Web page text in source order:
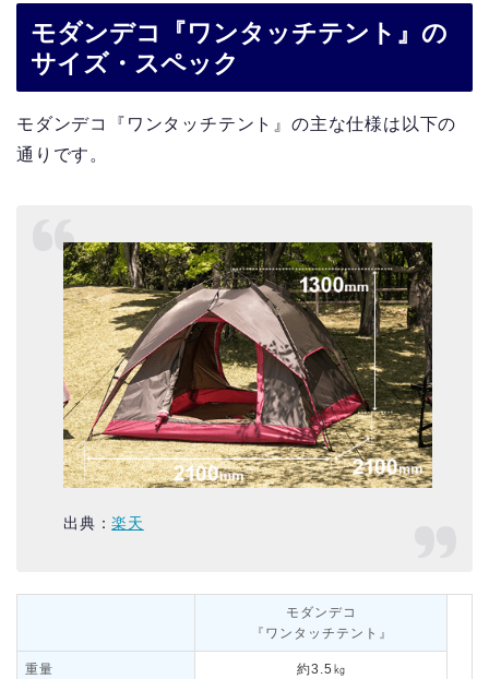
モダンデコ『ワンタッチテント』の
サイズ・スペック
モダンデコ『ワンタッチテント』の主な仕様は以下の
通りです。
出典：楽天
モダンデコ
『ワンタッチテント』
重量 約3.5㎏